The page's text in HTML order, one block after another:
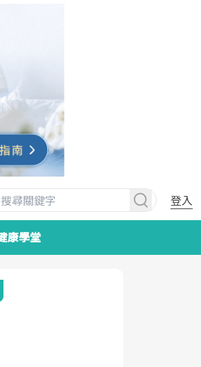
登入
康學堂